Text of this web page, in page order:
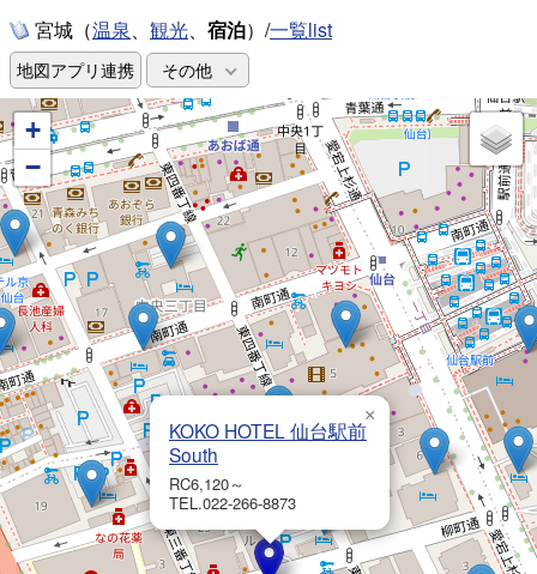
宮城（温泉 、 観光、 宿泊）/一覧list
地図アプリ連携 その他
KOKO HOTEL 仙台駅前
South
RC6,120～
TEL.022-266-8873
×
+
−